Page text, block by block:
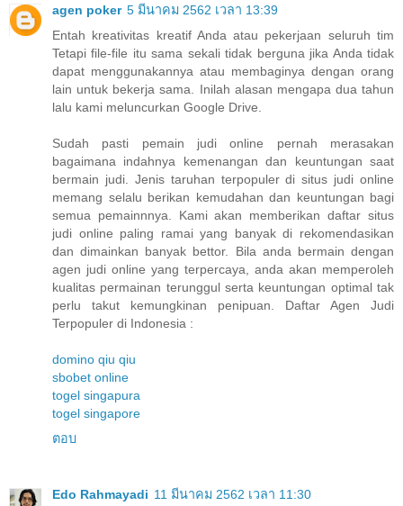
agen poker 5 มีนาคม 2562 เวลา 13:39
Entah kreativitas kreatif Anda atau pekerjaan seluruh tim
Tetapi file-file itu sama sekali tidak berguna jika Anda tidak
dapat menggunakannya atau membaginya dengan orang
lain untuk bekerja sama. Inilah alasan mengapa dua tahun
lalu kami meluncurkan Google Drive.
Sudah pasti pemain judi online pernah merasakan
bagaimana indahnya kemenangan dan keuntungan saat
bermain judi. Jenis taruhan terpopuler di situs judi online
memang selalu berikan kemudahan dan keuntungan bagi
semua pemainnnya. Kami akan memberikan daftar situs
judi online paling ramai yang banyak di rekomendasikan
dan dimainkan banyak bettor. Bila anda bermain dengan
agen judi online yang terpercaya, anda akan memperoleh
kualitas permainan terunggul serta keuntungan optimal tak
perlu takut kemungkinan penipuan. Daftar Agen Judi
Terpopuler di Indonesia :
domino qiu qiu
sbobet online
togel singapura
togel singapore
ตอบ
Edo Rahmayadi 11 มีนาคม 2562 เวลา 11:30